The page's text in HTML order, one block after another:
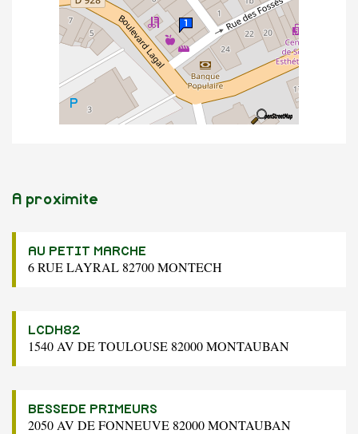
A proximite
AU PETIT MARCHE
6 RUE LAYRAL 82700 MONTECH
LCDH82
1540 AV DE TOULOUSE 82000 MONTAUBAN
BESSEDE PRIMEURS
2050 AV DE FONNEUVE 82000 MONTAUBAN